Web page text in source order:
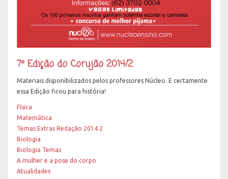
7º Edição do Corujão 2014/2
Materiais disponibilizados pelos professores Núcleo. E certamente
essa Edição ficou para história!
Física
Matemática
Temas Extras Redação 2014 2
Biologia
Biologia Temas
A mulher e a pose do corpo
Atualidades